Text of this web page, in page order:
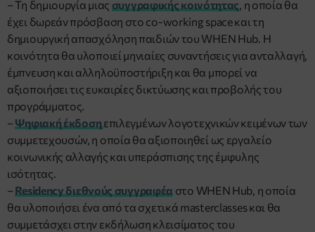
– Τη δημιουργία μιας συγγραφικής κοινότητας, η οποία θα
έχει δωρεάν πρόσβαση στο co-working space και τη
δημιουργική απασχόληση παιδιών του WHEN Hub. Η
κοινότητα θα υλοποιεί μηνιαίες συναντήσεις για ανταλλαγή,
έμπνευση και αλληλοϋποστήριξη και θα μπορεί να
αξιοποιήσει τις ευκαιρίες δικτύωσης και προβολής του
προγράμματος.
– Ψηφιακή έκδοση επιλεγμένων λογοτεχνικών κειμένων των
συμμετεχουσών, η οποία θα αξιοποιηθεί ως εργαλείο
κοινωνικής αλλαγής και υπεράσπισης της έμφυλης
ισότητας.
– Residency διεθνούς συγγραφέα στο WHEN Hub, η οποία
θα υλοποιήσει ένα από τα σχετικά masterclasses και θα
συμμετάσχει στην εκδήλωση κλεισίματος του